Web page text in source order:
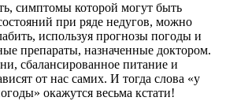
симптомы которой могут быть
при ряде недугов, можно
используя прогнозы погоды и
препараты, назначенные доктором.
сбалансированное питание и
от нас самих. И тогда слова «у
окажутся весьма кстати!